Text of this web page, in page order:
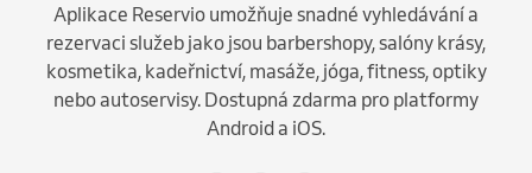
Aplikace Reservio umožňuje snadné vyhledávání a
rezervaci služeb jako jsou barbershopy, salóny krásy,
kosmetika, kadeřnictví, masáže, jóga, fitness, optiky
nebo autoservisy. Dostupná zdarma pro platformy
Android a iOS.